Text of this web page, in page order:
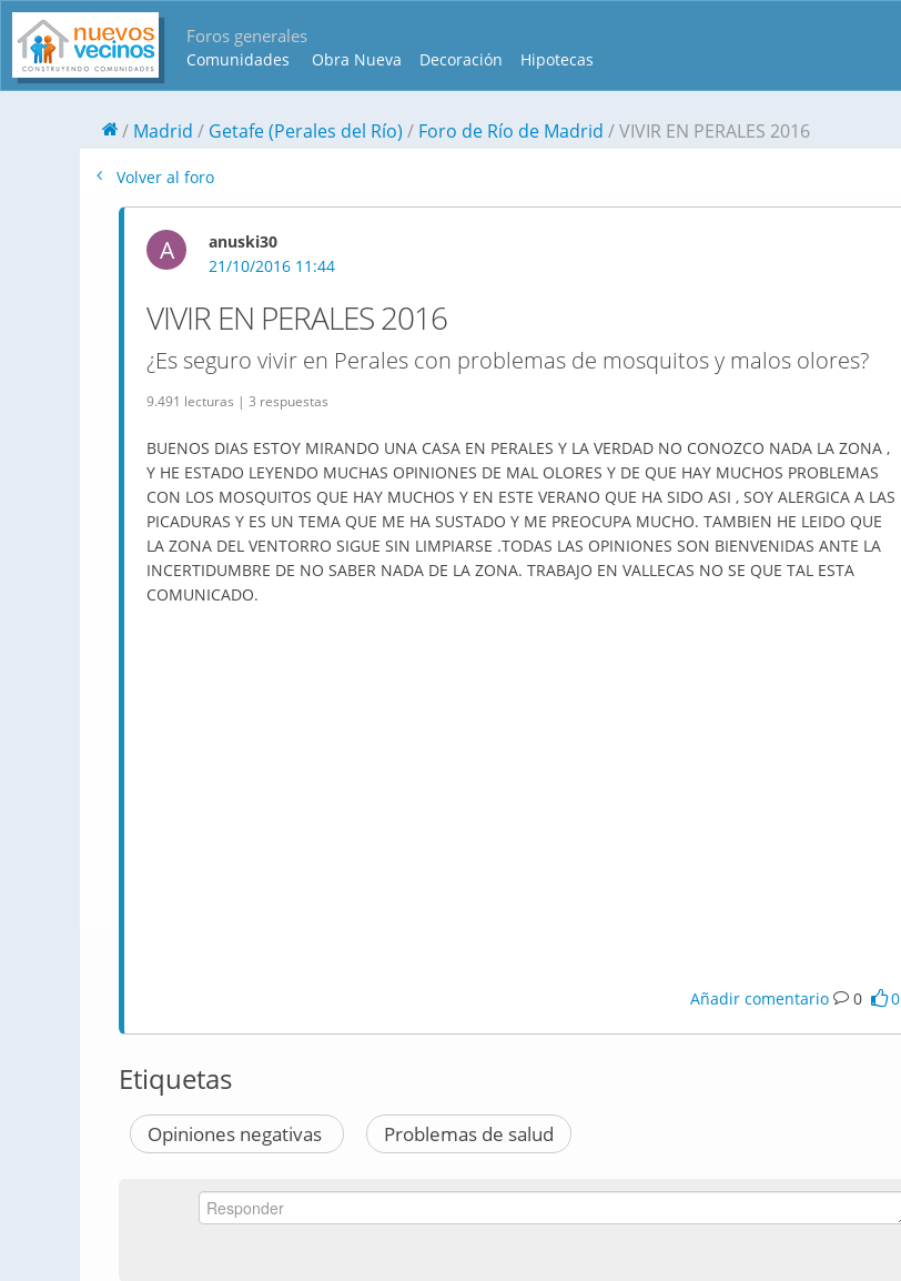
Foros generales
Comunidades Obra Nueva Decoración Hipotecas
Madrid Getafe (Perales del Río) Foro de Río de Madrid VIVIR EN PERALES 2016
Volver al foro
A
anuski30
21/10/2016 11:44
VIVIR EN PERALES 2016
¿Es seguro vivir en Perales con problemas de mosquitos y malos olores?
9.491 lecturas | 3 respuestas
BUENOS DIAS ESTOY MIRANDO UNA CASA EN PERALES Y LA VERDAD NO CONOZCO NADA LA ZONA ,
Y HE ESTADO LEYENDO MUCHAS OPINIONES DE MAL OLORES Y DE QUE HAY MUCHOS PROBLEMAS
CON LOS MOSQUITOS QUE HAY MUCHOS Y EN ESTE VERANO QUE HA SIDO ASI , SOY ALERGICA A LAS
PICADURAS Y ES UN TEMA QUE ME HA SUSTADO Y ME PREOCUPA MUCHO. TAMBIEN HE LEIDO QUE
LA ZONA DEL VENTORRO SIGUE SIN LIMPIARSE .TODAS LAS OPINIONES SON BIENVENIDAS ANTE LA
INCERTIDUMBRE DE NO SABER NADA DE LA ZONA. TRABAJO EN VALLECAS NO SE QUE TAL ESTA
COMUNICADO.
Añadir comentario 0 0
Etiquetas
Opiniones negativas Problemas de salud